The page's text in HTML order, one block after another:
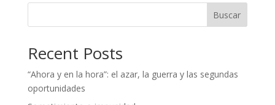
Buscar
Recent Posts
“Ahora y en la hora”: el azar, la guerra y las segundas
oportunidades